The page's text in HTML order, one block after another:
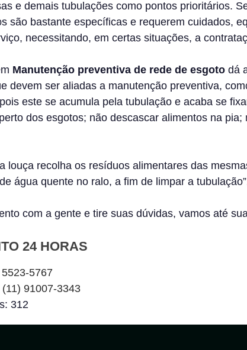
e demais tubulações como pontos prioritários.
são bastante específicas e requerem cuidados,
necessitando, em certas situações, a
Manutenção preventiva de rede de esgoto dá
devem ser aliadas a manutenção preventiva,
este se acumula pela tubulação e acaba se
dos esgotos; não descascar alimentos na
louça recolha os resíduos alimentares das
água quente no ralo, a fim de limpar a
com a gente e tire suas dúvidas, vamos até
24 HORAS
5767
91007-3343
312